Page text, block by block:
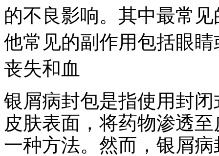
的不良影响。其中最常
他常见的副作用包括眼
丧失和血
银屑病封包是指使用封
皮肤表面，将药物渗透
一种方法。然而，银屑